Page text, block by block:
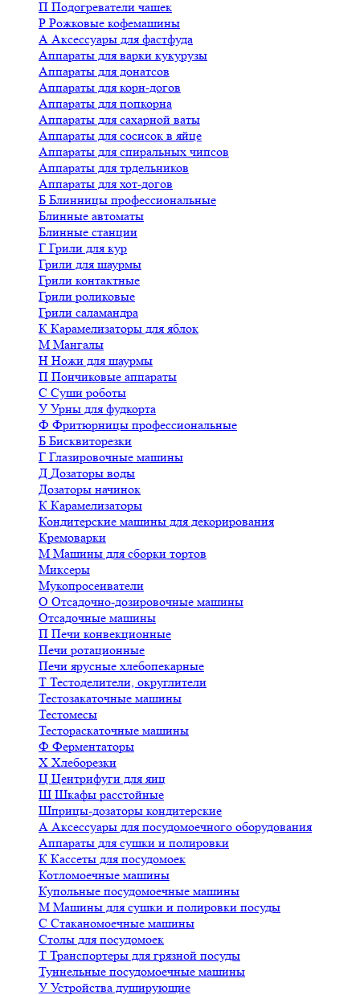
П Подогреватели чашек
Р Рожковые кофемашины
А Аксессуары для фастфуда
Аппараты для варки кукурузы
Аппараты для донатсов
Аппараты для корн-догов
Аппараты для попкорна
Аппараты для сахарной ваты
Аппараты для сосисок в яйце
Аппараты для спиральных чипсов
Аппараты для трдельников
Аппараты для хот-догов
Б Блинницы профессиональные
Блинные автоматы
Блинные станции
Г Грили для кур
Грили для шаурмы
Грили контактные
Грили роликовые
Грили саламандра
К Карамелизаторы для яблок
М Мангалы
Н Ножи для шаурмы
П Пончиковые аппараты
С Суши роботы
У Урны для фудкорта
Ф Фритюрницы профессиональные
Б Бисквиторезки
Г Глазировочные машины
Д Дозаторы воды
Дозаторы начинок
К Карамелизаторы
Кондитерские машины для декорирования
Кремоварки
М Машины для сборки тортов
Миксеры
Мукопросеиватели
О Отсадочно-дозировочные машины
Отсадочные машины
П Печи конвекционные
Печи ротационные
Печи ярусные хлебопекарные
Т Тестоделители, округлители
Тестозакаточные машины
Тестомесы
Тестораскаточные машины
Ф Ферментаторы
Х Хлеборезки
Ц Центрифуги для яиц
Ш Шкафы расстойные
Шприцы-дозаторы кондитерские
А Аксессуары для посудомоечного оборудования
Аппараты для сушки и полировки
К Кассеты для посудомоек
Котломоечные машины
Купольные посудомоечные машины
М Машины для сушки и полировки посуды
С Стаканомоечные машины
Столы для посудомоек
Т Транспортеры для грязной посуды
Туннельные посудомоечные машины
У Устройства душирующие